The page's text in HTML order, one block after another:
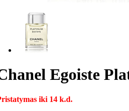
Egoiste
iki 14 k.d.